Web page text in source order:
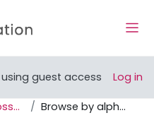
guest access Log in
Glossario Browse by alphabet